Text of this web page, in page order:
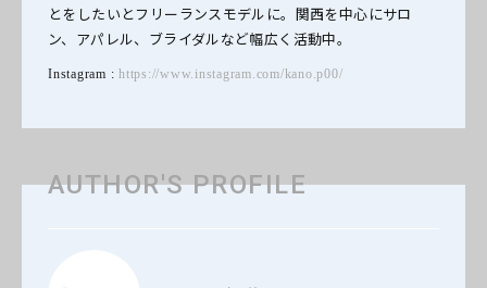
とをしたいとフリーランスモデルに。関西を中心にサロ
ン、アパレル、ブライダルなど幅広く活動中。
Instagram : https://www.instagram.com/kano.p00/
AUTHOR'S PROFILE